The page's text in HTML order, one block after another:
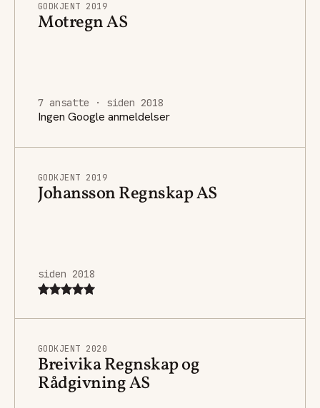
GODKJENT 2019
Motregn AS
7 ansatte · siden 2018
Ingen Google anmeldelser
GODKJENT 2019
Johansson Regnskap AS
siden 2018
GODKJENT 2020
Breivika Regnskap og
Rådgivning AS